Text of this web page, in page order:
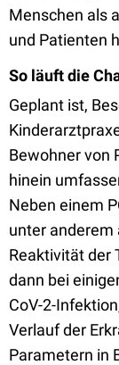
Menschen als
und Patienten
So läuft die
Geplant ist,
Bewohner von
hinein
Neben einem
unter anderem
Reaktivität der
dann bei
CoV-2-
Verlauf der
Parametern in